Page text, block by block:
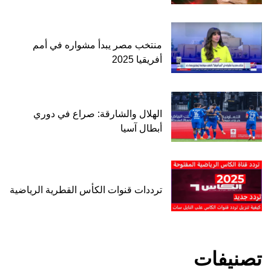
منتخب مصر يبدأ مشواره في أمم
أفريقيا 2025
الهلال والشارقة: صراع في دوري
أبطال آسيا
ترددات قنوات الكأس القطرية الرياضية
تصنيفات